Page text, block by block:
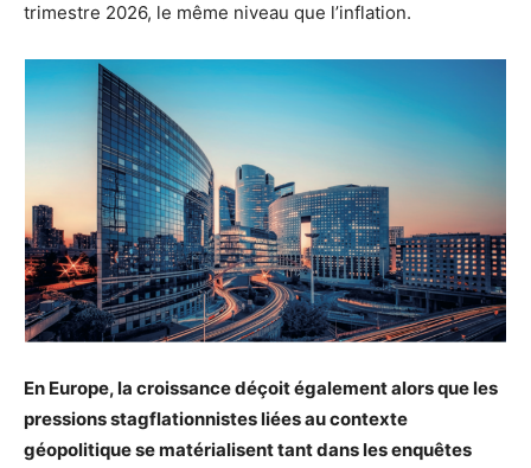
trimestre 2026, le même niveau que l’inflation.
En Europe, la croissance déçoit également alors que les
pressions stagflationnistes liées au contexte
géopolitique se matérialisent tant dans les enquêtes